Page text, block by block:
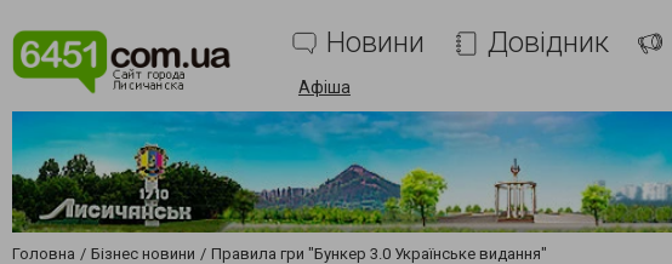
Новини Довідник
Афіша
Головна Бізнес новини Правила гри "Бункер 3.0 Українське видання"